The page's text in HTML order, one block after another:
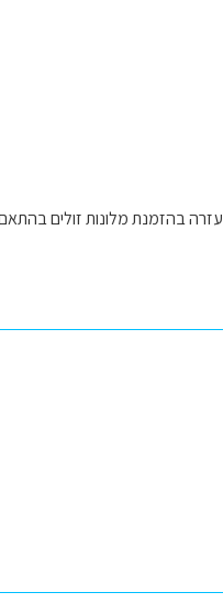
+ שוויץ (ללא ווינה ) + עזרה בהזמנת